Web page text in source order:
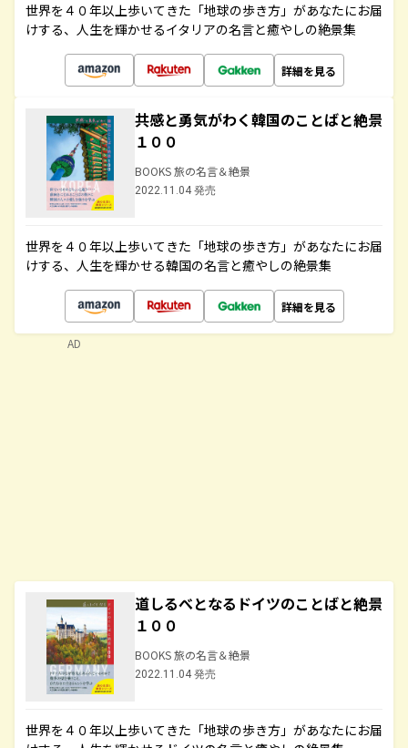
世界を４０年以上歩いてきた「地球の歩き方」があなたにお届
けする、人生を輝かせるイタリアの名言と癒やしの絶景集
詳細を見る
共感と勇気がわく韓国のことばと絶景
１００
BOOKS 旅の名言＆絶景
2022.11.04 発売
世界を４０年以上歩いてきた「地球の歩き方」があなたにお届
けする、人生を輝かせる韓国の名言と癒やしの絶景集
詳細を見る
道しるべとなるドイツのことばと絶景
１００
BOOKS 旅の名言＆絶景
2022.11.04 発売
世界を４０年以上歩いてきた「地球の歩き方」があなたにお届
AD